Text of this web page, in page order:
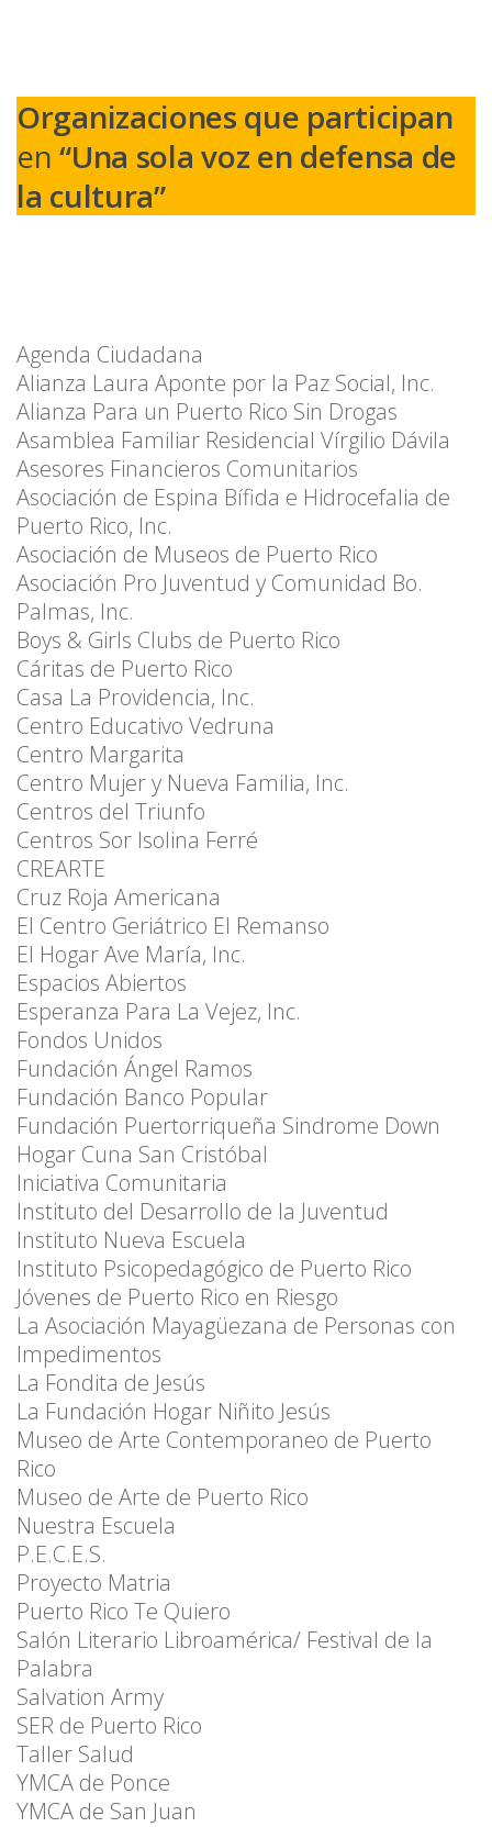
Organizaciones que participan
en“Una sola voz en defensa de
la cultura”
Agenda Ciudadana
Alianza Laura Aponte por la Paz Social, Inc.
Alianza Para un Puerto Rico Sin Drogas
Asamblea Familiar Residencial Vírgilio Dávila
Asesores Financieros Comunitarios
Asociación de Espina Bífida e Hidrocefalia de
Puerto Rico, Inc.
Asociación de Museos de Puerto Rico
Asociación Pro Juventud y Comunidad Bo.
Palmas, Inc.
Boys & Girls Clubs de Puerto Rico
Cáritas de Puerto Rico
Casa La Providencia, Inc.
Centro Educativo Vedruna
Centro Margarita
Centro Mujer y Nueva Familia, Inc.
Centros del Triunfo
Centros Sor Isolina Ferré
CREARTE
Cruz Roja Americana
El Centro Geriátrico El Remanso
El Hogar Ave María, Inc.
Espacios Abiertos
Esperanza Para La Vejez, Inc.
Fondos Unidos
Fundación Ángel Ramos
Fundación Banco Popular
Fundación Puertorriqueña Sindrome Down
Hogar Cuna San Cristóbal
Iniciativa Comunitaria
Instituto del Desarrollo de la Juventud
Instituto Nueva Escuela
Instituto Psicopedagógico de Puerto Rico
Jóvenes de Puerto Rico en Riesgo
La Asociación Mayagüezana de Personas con
Impedimentos
La Fondita de Jesús
La Fundación Hogar Niñito Jesús
Museo de Arte Contemporaneo de Puerto
Rico
Museo de Arte de Puerto Rico
Nuestra Escuela
P.E.C.E.S.
Proyecto Matria
Puerto Rico Te Quiero
Salón Literario Libroamérica/ Festival de la
Palabra
Salvation Army
SER de Puerto Rico
Taller Salud
YMCA de Ponce
YMCA de San Juan